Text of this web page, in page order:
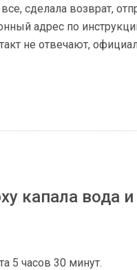
сделала возврат,
адрес по
не отвечают,
капала вода
5 часов 30 минут.